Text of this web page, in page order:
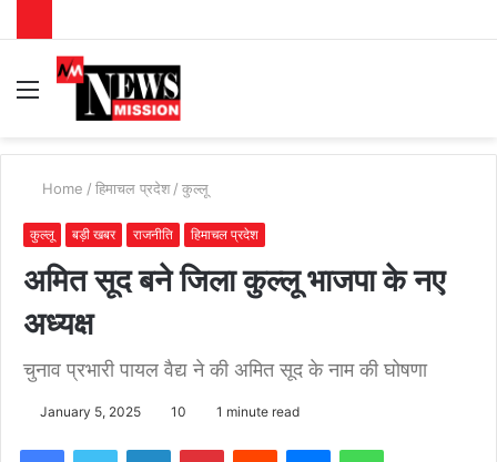
Menu
Home / हिमाचल प्रदेश / कुल्लू
कुल्लू बड़ी खबर राजनीति हिमाचल प्रदेश
अमित सूद बने जिला कुल्लू भाजपा के नए
अध्यक्ष
चुनाव प्रभारी पायल वैद्य ने की अमित सूद के नाम की घोषणा
January 5, 2025 10 1 minute read